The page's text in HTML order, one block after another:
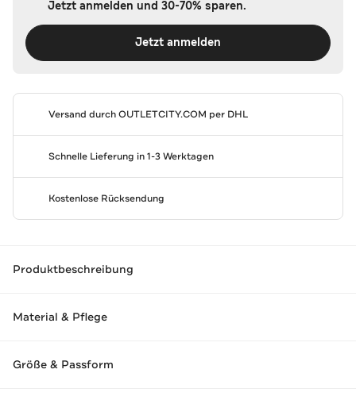
Jetzt anmelden und 30-70% sparen.
Jetzt anmelden
Versand durchOUTLETCITY.COM per DHL
Schnelle Lieferung in 1-3 Werktagen
Kostenlose Rücksendung
Produktbeschreibung
Material & Pflege
Größe & Passform